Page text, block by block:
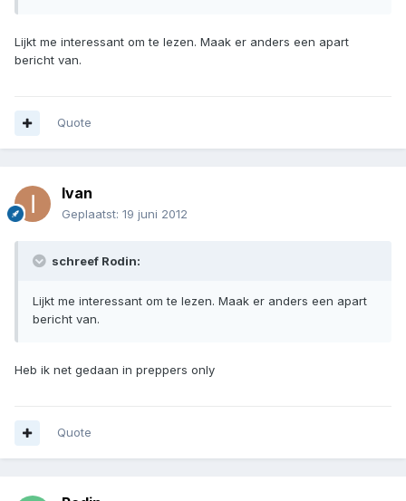
Lijkt me interessant om te lezen. Maak er anders een apart
bericht van.
Quote
Ivan
Geplaatst: 19 juni 2012
schreef Rodin:
Lijkt me interessant om te lezen. Maak er anders een apart
bericht van.
Heb ik net gedaan in preppers only
Quote